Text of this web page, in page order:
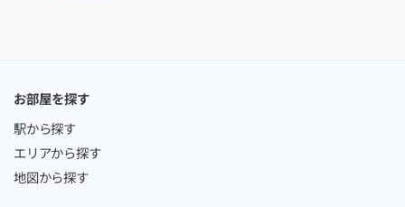
お部屋を探す
駅から探す
エリアから探す
地図から探す